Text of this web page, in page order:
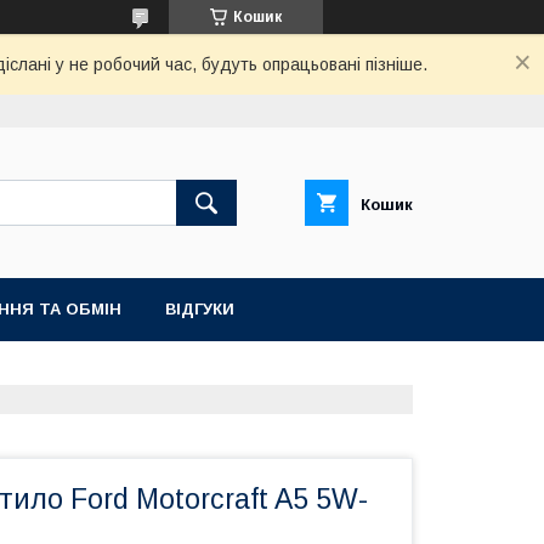
Кошик
у не робочий час, будуть опрацьовані пізніше.
Кошик
ТА ОБМІН ВІДГУКИ
Ford Motorcraft A5 5W-